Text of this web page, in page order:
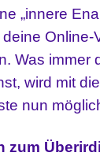
„innere
Online-
Was immer
wird mit
nun
zum